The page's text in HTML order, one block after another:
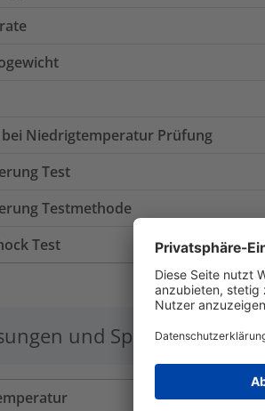
Niedrigtemperatur Prüfung
Test
Testmethode
Test
und Spezifikationen